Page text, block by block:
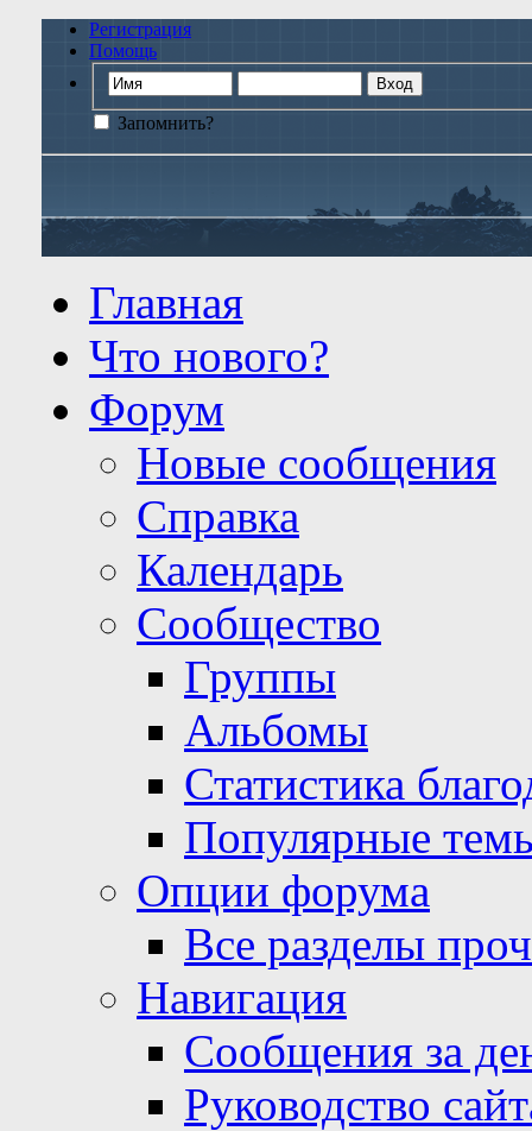
Регистрация
Помощь
Запомнить?
Главная
Что нового?
Форум
Новые сообщения
Справка
Календарь
Сообщество
Группы
Альбомы
Статистика
Популярные
Опции форума
Все разделы
Навигация
Сообщения за
Руководство